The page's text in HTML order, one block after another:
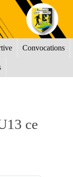
Convocations
ce